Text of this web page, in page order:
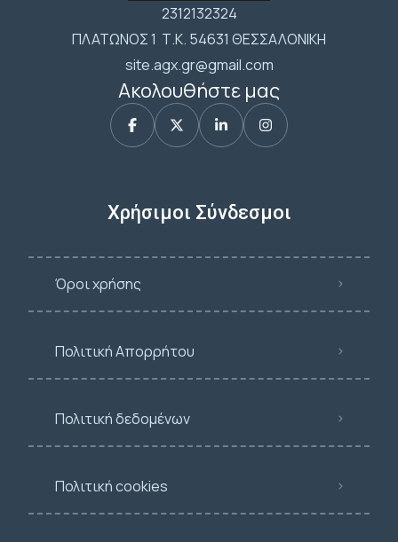
2312132324
ΠΛΑΤΩΝΟΣ 1 Τ.Κ. 54631 ΘΕΣΣΑΛΟΝΙΚΗ
site.agx.gr@gmail.com
Ακολουθήστε μας
Χρήσιμοι Σύνδεσμοι
Όροι χρήσης
Πολιτική Απορρήτου
Πολιτική δεδομένων
Πολιτική cookies